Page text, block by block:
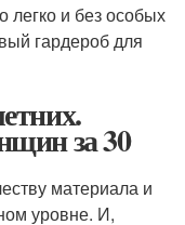
и без особых
гардероб для
за 30
материала и
уровне. И,